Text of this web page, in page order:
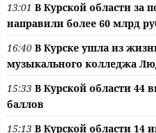
13:01 В Курской области за
направили более 60 млрд
16:40 В Курске ушла из
музыкального колледжа
15:33 В Курской области 44
баллов
15:13 В Курской области 14